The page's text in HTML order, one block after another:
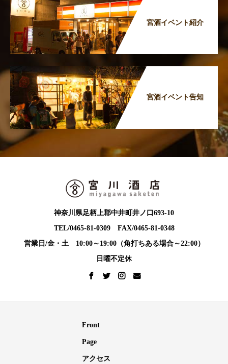
宮酒イベント紹介
宮酒イベント告知
神奈川県足柄上郡中井町井ノ口693-10
TEL/0465-81-0309 FAX/0465-81-0348
営業日/金・土 10:00～19:00（角打ちある場合～22:00）
日曜不定休
Front
Page
アクセス